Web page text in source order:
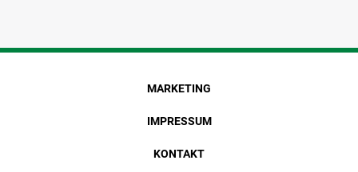
MARKETING
IMPRESSUM
KONTAKT